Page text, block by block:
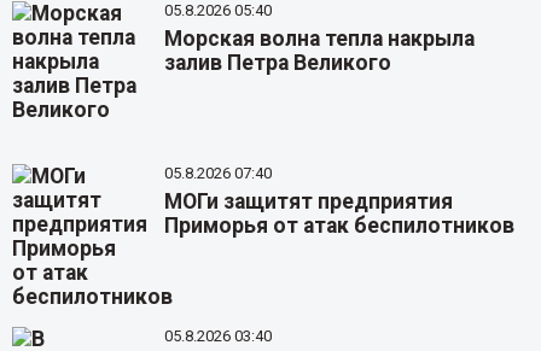
05.8.2026 05:40
Морская волна тепла накрыла
залив Петра Великого
05.8.2026 07:40
МОГи защитят предприятия
Приморья от атак беспилотников
05.8.2026 03:40